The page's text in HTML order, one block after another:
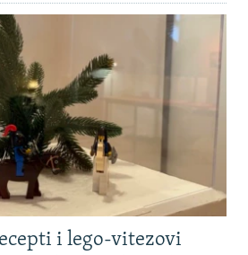
i lego-vitezovi